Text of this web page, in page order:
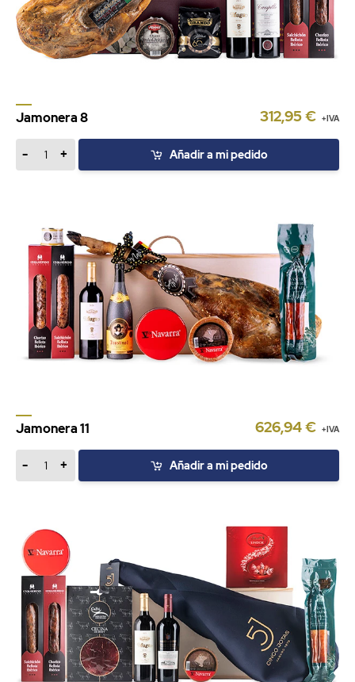
Jamonera 8 312,95 € +IVA
- + Añadir a mi pedido
Jamonera 11 626,94 € +IVA
- + Añadir a mi pedido